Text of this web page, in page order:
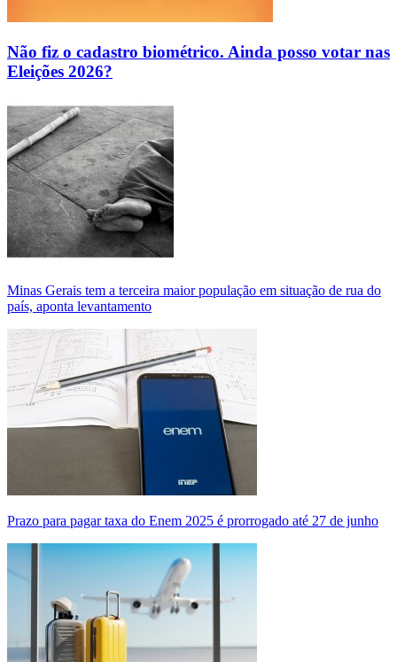
Não fiz o cadastro biométrico. Ainda posso votar nas
Eleições 2026?
Minas Gerais tem a terceira maior população em situação de rua do
país, aponta levantamento
Prazo para pagar taxa do Enem 2025 é prorrogado até 27 de junho